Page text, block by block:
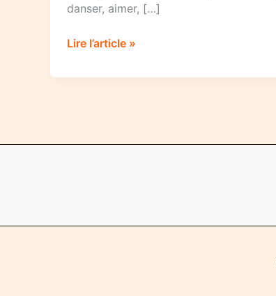
danser, aimer, […]
Petit
pour
Lire l’article »